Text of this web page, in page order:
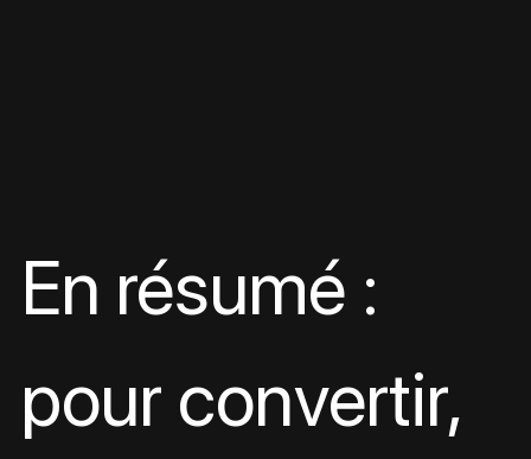
En résumé :
pour convertir,